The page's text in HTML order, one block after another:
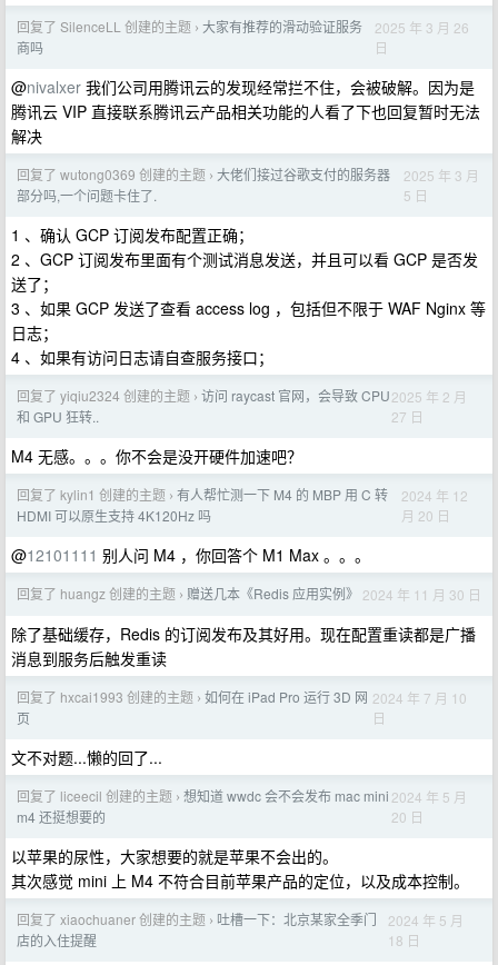
回复了 SilenceLL 创建的主题 › 大家有推荐的滑动验证服务
商吗
2025 年 3 月 26
日
@nivalxer 我们公司用腾讯云的发现经常拦不住，会被破解。因为是
腾讯云 VIP 直接联系腾讯云产品相关功能的人看了下也回复暂时无法
解决
回复了 wutong0369 创建的主题 › 大佬们接过谷歌支付的服务器
部分吗,一个问题卡住了.
2025 年 3 月
5 日
1 、确认 GCP 订阅发布配置正确；
2 、GCP 订阅发布里面有个测试消息发送，并且可以看 GCP 是否发
送了；
3 、如果 GCP 发送了查看 access log ，包括但不限于 WAF Nginx 等
日志；
4 、如果有访问日志请自查服务接口；
回复了 yiqiu2324 创建的主题 › 访问 raycast 官网，会导致 CPU
和 GPU 狂转..
2025 年 2 月
27 日
M4 无感。。。你不会是没开硬件加速吧？
回复了 kylin1 创建的主题 › 有人帮忙测一下 M4 的 MBP 用 C 转
HDMI 可以原生支持 4K120Hz 吗
2024 年 12
月 20 日
@12101111 别人问 M4 ，你回答个 M1 Max 。。。
回复了 huangz 创建的主题 › 赠送几本《Redis 应用实例》 2024 年 11 月 30 日
除了基础缓存，Redis 的订阅发布及其好用。现在配置重读都是广播
消息到服务后触发重读
回复了 hxcai1993 创建的主题 › 如何在 iPad Pro 运行 3D 网
页
2024 年 7 月 10
日
文不对题...懒的回了...
回复了 liceecil 创建的主题 › 想知道 wwdc 会不会发布 mac mini
m4 还挺想要的
2024 年 5 月
20 日
以苹果的尿性，大家想要的就是苹果不会出的。
其次感觉 mini 上 M4 不符合目前苹果产品的定位，以及成本控制。
回复了 xiaochuaner 创建的主题 › 吐槽一下：北京某家全季门
店的入住提醒
2024 年 5 月
18 日